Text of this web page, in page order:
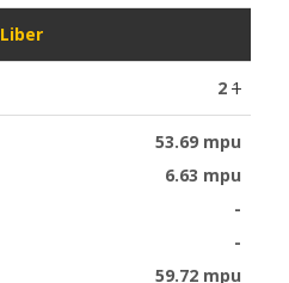
Liber
2 1
53.69 mpu
6.63 mpu
-
-
59.72 mpu